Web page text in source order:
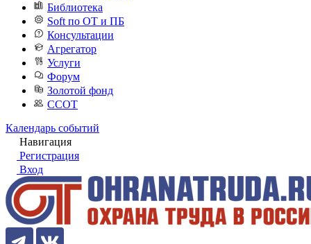
Библиотека
Soft по ОТ и ПБ
Консультации
Агрегатор
Услуги
Форум
Золотой фонд
ССОТ
Календарь событий
Навигация
Регистрация
Вход